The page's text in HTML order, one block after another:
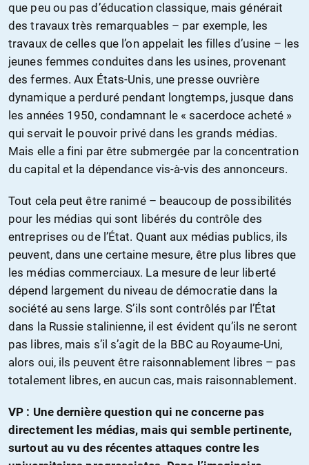
que peu ou pas d’éducation classique, mais générait
des travaux très remarquables – par exemple, les
travaux de celles que l’on appelait les filles d’usine – les
jeunes femmes conduites dans les usines, provenant
des fermes. Aux États-Unis, une presse ouvrière
dynamique a perduré pendant longtemps, jusque dans
les années 1950, condamnant le « sacerdoce acheté »
qui servait le pouvoir privé dans les grands médias.
Mais elle a fini par être submergée par la concentration
du capital et la dépendance vis-à-vis des annonceurs.
Tout cela peut être ranimé – beaucoup de possibilités
pour les médias qui sont libérés du contrôle des
entreprises ou de l’État. Quant aux médias publics, ils
peuvent, dans une certaine mesure, être plus libres que
les médias commerciaux. La mesure de leur liberté
dépend largement du niveau de démocratie dans la
société au sens large. S’ils sont contrôlés par l’État
dans la Russie stalinienne, il est évident qu’ils ne seront
pas libres, mais s’il s’agit de la BBC au Royaume-Uni,
alors oui, ils peuvent être raisonnablement libres – pas
totalement libres, en aucun cas, mais raisonnablement.
VP : Une dernière question qui ne concerne pas
directement les médias, mais qui semble pertinente,
surtout au vu des récentes attaques contre les